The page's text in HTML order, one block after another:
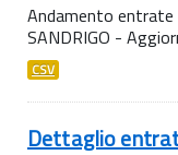
Andamento entrate
SANDRIGO -
CSV
Dettaglio